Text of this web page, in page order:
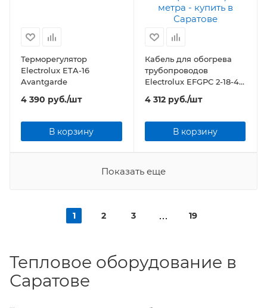
Терморегулятор
Electrolux ETA-16
Avantgarde
4 390 руб./шт
В корзину
Кабель для обогрева
трубопроводов
Electrolux EFGPC 2-18-4
(комплект) 4 метра
4 312руб./шт
В корзину
Показать еще
1 2 3 19
Тепловое оборудование в
Саратове